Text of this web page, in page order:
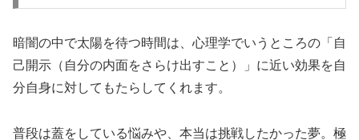
暗闇の中で太陽を待つ時間は、心理学でいうところの「自
己開示（自分の内面をさらけ出すこと）」に近い効果を自
分自身に対してもたらしてくれます。
普段は蓋をしている悩みや、本当は挑戦したかった夢。極